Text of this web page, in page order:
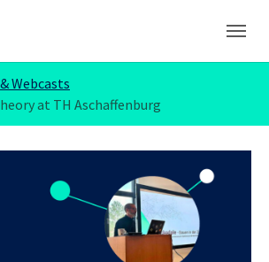
Webcasts
at TH Aschaffenburg